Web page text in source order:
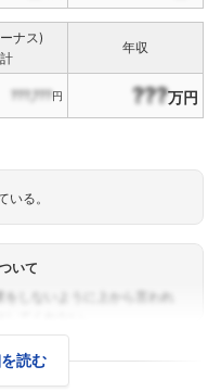
ナス)
年収
???,???円 ???万円
いる。
いて
読む